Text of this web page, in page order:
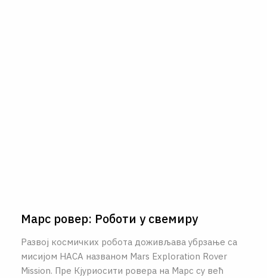
Марс ровер: Роботи у свемиру
Развој космичких робота доживљава убрзање са
мисијом НАСА названом Mars Exploration Rover
Mission. Пре Кјуриосити ровера на Марс су већ